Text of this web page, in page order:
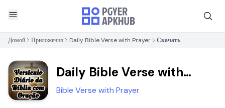
Домой Приложения Daily Bible Verse with Prayer Скачать
Daily Bible Verse with
Prayer
Bible Verse with Prayer